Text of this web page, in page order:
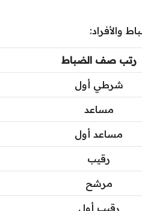
والأفراد:
رتب صف الضباط
شرطي أول
مساعد
مساعد أول
رقيب
مرشح
رقيب أول